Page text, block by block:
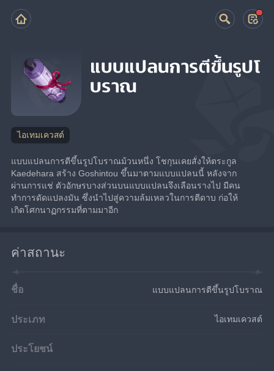
แบบแปลนการตีขึ้นรูปโ
บราณ
ไอเทมเควสต์
แบบแปลนการตีขึ้นรูปโบราณม้วนหนึ่ง โชกุนเคยสั่งให้ตระกูล
Kaedehara สร้าง Goshintou ขึ้นมาตามแบบแปลนนี้ หลังจาก
ผ่านการแช่ ตัวอักษรบางส่วนบนแบบแปลนจึงเลือนรางไป มีคน
ทำการดัดแปลงมัน ซึ่งนำไปสู่ความล้มเหลวในการตีดาบ ก่อให้
เกิดโศกนาฏกรรมที่ตามมาอีก
ค่าสถานะ
ชื่อ แบบแปลนการตีขึ้นรูปโบราณ
ประเภท ไอเทมเควสต์
ประโยชน์